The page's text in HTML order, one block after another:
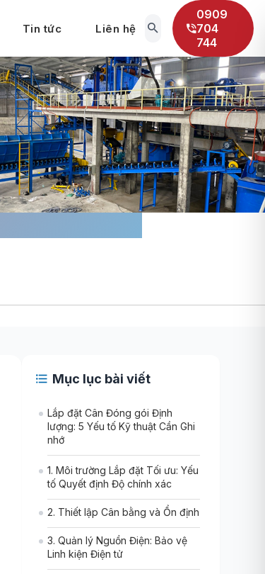
Tin tức Liên hệ
0909
704
744
Mục lục bài viết
Lắp đặt Cân Đóng gói Định
lượng: 5 Yếu tố Kỹ thuật Cần Ghi
nhớ
1. Môi trường Lắp đặt Tối ưu: Yếu
tố Quyết định Độ chính xác
2. Thiết lập Cân bằng và Ổn định
3. Quản lý Nguồn Điện: Bảo vệ
Linh kiện Điện tử